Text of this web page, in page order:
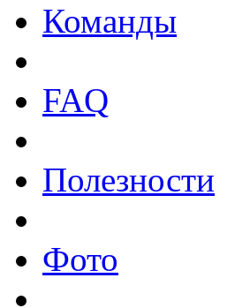
Команды
FAQ
Полезности
Фото